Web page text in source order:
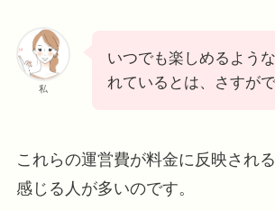
私
いつでも楽しめるよう
れているとは、さすがで
これらの運営費が料金に反映され
感じる人が多いのです。